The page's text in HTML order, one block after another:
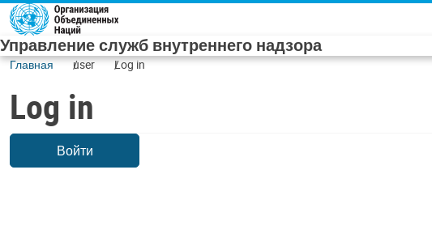
Skip to main content
Управление служб внутреннего надзора
Главная user Log in
Log in
Войти